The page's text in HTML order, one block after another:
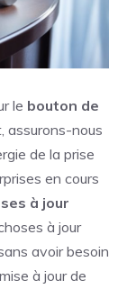
le bouton de
assurons-nous
de la prise
en cours
à jour
à jour
avoir besoin
à jour de